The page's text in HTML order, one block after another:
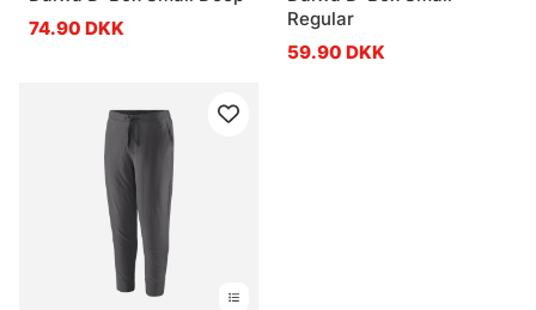
74.90 DKK
Regular
59.90 DKK